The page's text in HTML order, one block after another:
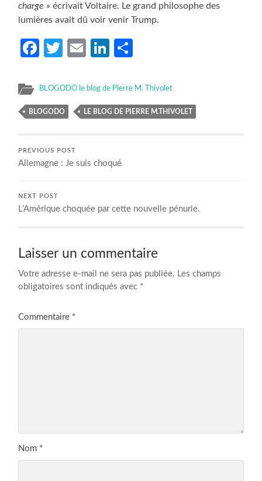
charge » écrivait Voltaire. Le grand philosophe des
lumières avait dû voir venir Trump.
Facebook
Twitter
EmailLinkedIn
BLOGODO le blog de Pierre M. Thivolet
BLOGODO LE BLOG DE PIERRE M.THIVOLET
PREVIOUS POST
Allemagne : Je suis choqué
NEXT POST
L’Amérique choquée par cette nouvelle pénurie.
Laisser un commentaire
Votre adresse e-mail ne sera pas publiée. Les champs
obligatoires sont indiqués avec *
Commentaire *
Nom *